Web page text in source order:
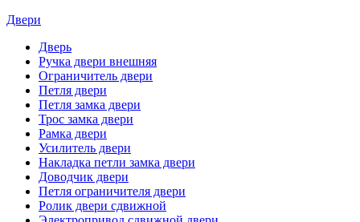
Двери
Дверь
Ручка двери внешняя
Ограничитель двери
Петля двери
Петля замка двери
Трос замка двери
Рамка двери
Усилитель двери
Накладка петли замка двери
Доводчик двери
Петля ограничителя двери
Ролик двери сдвижной